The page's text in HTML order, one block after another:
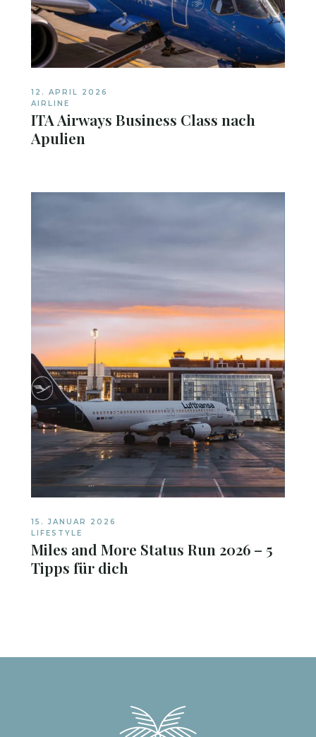
12. APRIL 2026
AIRLINE
ITA Airways Business Class nach
Apulien
15. JANUAR 2026
LIFESTYLE
Miles and More Status Run 2026 – 5
Tipps für dich